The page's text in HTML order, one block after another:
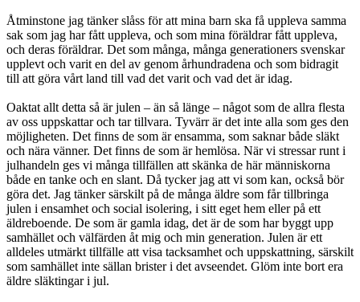
Åtminstone jag tänker slåss för att mina barn ska få uppleva samma
sak som jag har fått uppleva, och som mina föräldrar fått uppleva,
och deras föräldrar. Det som många, många generationers svenskar
upplevt och varit en del av genom århundradena och som bidragit
till att göra vårt land till vad det varit och vad det är idag.
Oaktat allt detta så är julen – än så länge – något som de allra flesta
av oss uppskattar och tar tillvara. Tyvärr är det inte alla som ges den
möjligheten. Det finns de som är ensamma, som saknar både släkt
och nära vänner. Det finns de som är hemlösa. När vi stressar runt i
julhandeln ges vi många tillfällen att skänka de här människorna
både en tanke och en slant. Då tycker jag att vi som kan, också bör
göra det. Jag tänker särskilt på de många äldre som får tillbringa
julen i ensamhet och social isolering, i sitt eget hem eller på ett
äldreboende. De som är gamla idag, det är de som har byggt upp
samhället och välfärden åt mig och min generation. Julen är ett
alldeles utmärkt tillfälle att visa tacksamhet och uppskattning, särskilt
som samhället inte sällan brister i det avseendet. Glöm inte bort era
äldre släktingar i jul.